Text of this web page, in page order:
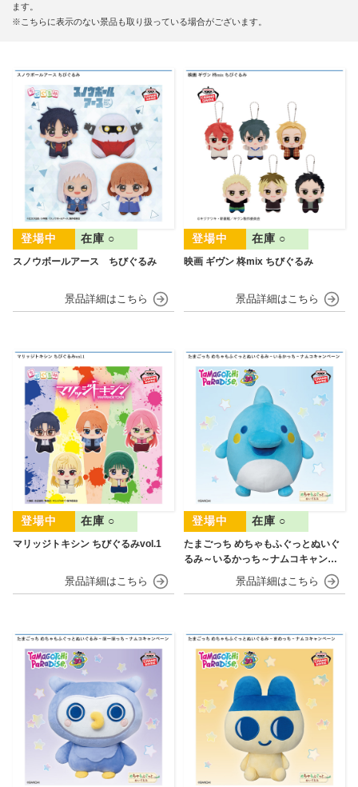
ます。
※こちらに表示のない景品も取り扱っている場合がございます。
スノウボールアース ちびぐるみ
在庫 ○
映画 ギヴン 柊mix ちびぐるみ
在庫 ○
マリッジトキシン ちびぐるみvol.1
在庫 ○
たまごっち めちゃもふぐっとぬいぐ
るみ～いるかっち～ナムコキャンペ
在庫 ○